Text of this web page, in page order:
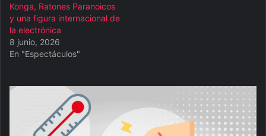
Konga, Ratones Paranoicos
y una figura internacional de
la electrónica
8 junio, 2026
En "Espectáculos"